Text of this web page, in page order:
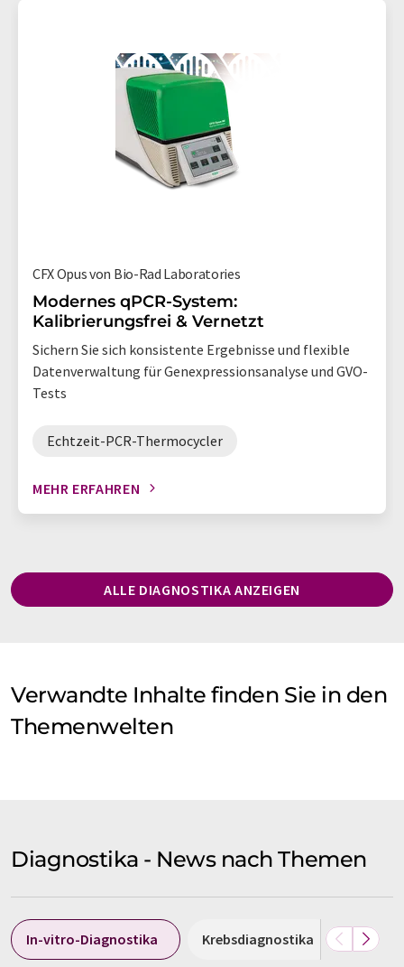
CFX Opus von Bio-Rad Laboratories
Modernes qPCR-System:
Kalibrierungsfrei & Vernetzt
Sichern Sie sich konsistente Ergebnisse und flexible
Datenverwaltung für Genexpressionsanalyse und GVO-
Tests
Echtzeit-PCR-Thermocycler
MEHR ERFAHREN
ALLE DIAGNOSTIKA ANZEIGEN
Verwandte Inhalte finden Sie in den
Themenwelten
Diagnostika - News nach Themen
In-vitro-Diagnostika Krebsdiagnostika